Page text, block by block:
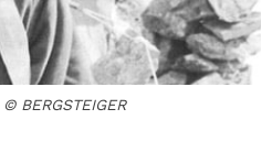
© BERGSTEIGER